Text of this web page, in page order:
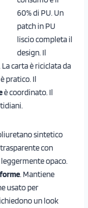
60% di PU. Un
patch in PU
liscio completa il
design. Il
. La carta è riciclata da
pratico. Il
è coordinato. Il
sintetico
con
opaco.
. Mantiene
usato per
un look